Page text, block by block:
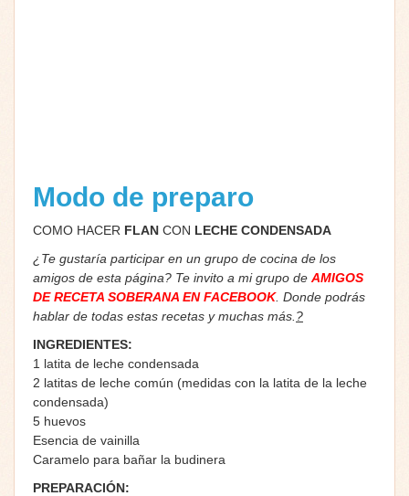
Modo de preparo
COMO HACER FLAN CON LECHE CONDENSADA
¿Te gustaría participar en un grupo de cocina de los
amigos de esta página? Te invito a mi grupo de AMIGOS
DE RECETA SOBERANA EN FACEBOOK. Donde podrás
hablar de todas estas recetas y muchas más. ?
INGREDIENTES:
1 latita de leche condensada
2 latitas de leche común (medidas con la latita de la leche
condensada)
5 huevos
Esencia de vainilla
Caramelo para bañar la budinera
PREPARACIÓN: